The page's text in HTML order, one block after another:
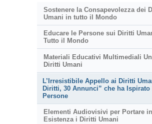
Sostenere la Consapevolezza dei
Umani in tutto il Mondo
Educare le Persone sui Diritti
Tutto il Mondo
Materiali Educativi Multimediali
Diritti Umani
L’Irresistibile Appello ai Diritti
Diritti, 30 Annunci” che ha
Persone
Elementi Audiovisivi per Portare in
Esistenza i Diritti Umani